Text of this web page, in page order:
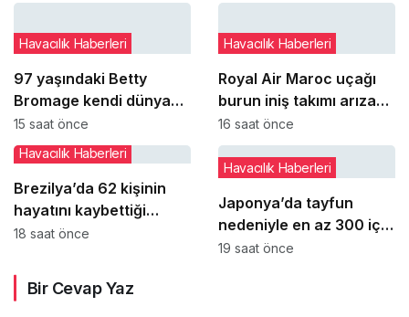
97 yaşındaki Betty
Bromage kendi dünya
rekorunu yeniden kırdı
Havacılık Haberleri
15 saat önce
Royal Air Maroc uçağı
burun iniş takımı arızası
nedeniyle pistte kaldı
Havacılık Haberleri
16 saat önce
Brezilya’da 62 kişinin
hayatını kaybettiği
Voepass kazasında yeni
Havacılık Haberleri
18 saat önce
Japonya’da tayfun
nedeniyle en az 300 iç
hat seferi iptal edildi
Havacılık Haberleri
19 saat önce
Bir Cevap Yaz